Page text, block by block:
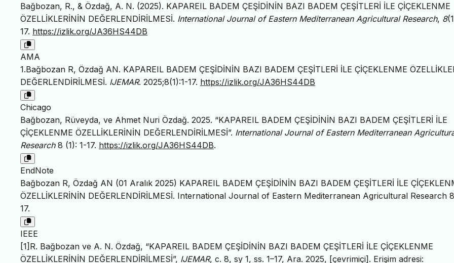
Bağbozan, R., & Özdağ, A. N. (2025). KAPAREIL BADEM ÇEŞİDİNİN BAZI BADEM ÇEŞİTLERİ İLE ÇİÇEKLENME
ÖZELLİKLERİNİN DEĞERLENDİRİLMESİ. International Journal of Eastern Mediterranean Agricultural Research, 8
17. https://izlik.org/JA36HS44DB
AMA
1.Bağbozan R, Özdağ AN. KAPAREIL BADEM ÇEŞİDİNİN BAZI BADEM ÇEŞİTLERİ İLE ÇİÇEKLENME
DEĞERLENDİRİLMESİ. IJEMAR. 2025;8(1):1-17. https://izlik.org/JA36HS44DB
Chicago
Bağbozan, Rüveyda, ve Ahmet Nuri Özdağ. 2025. “KAPAREIL BADEM ÇEŞİDİNİN BAZI BADEM ÇEŞİTLERİ İLE
ÇİÇEKLENME ÖZELLİKLERİNİN DEĞERLENDİRİLMESİ”. International Journal of Eastern Mediterranean
Research8 (1): 1-17. https://izlik.org/JA36HS44DB.
EndNote
Bağbozan R, Özdağ AN (01 Aralık 2025) KAPAREIL BADEM ÇEŞİDİNİN BAZI BADEM ÇEŞİTLERİ İLE
ÖZELLİKLERİNİN DEĞERLENDİRİLMESİ. International Journal of Eastern Mediterranean Agricultural Research 8
17.
IEEE
[1]R. Bağbozan ve A. N. Özdağ, “KAPAREIL BADEM ÇEŞİDİNİN BAZI BADEM ÇEŞİTLERİ İLE ÇİÇEKLENME
ÖZELLİKLERİNİN DEĞERLENDİRİLMESİ”, IJEMAR, c. 8, sy 1, ss. 1–17, Ara. 2025, [çevrimiçi]. Erişim adresi: